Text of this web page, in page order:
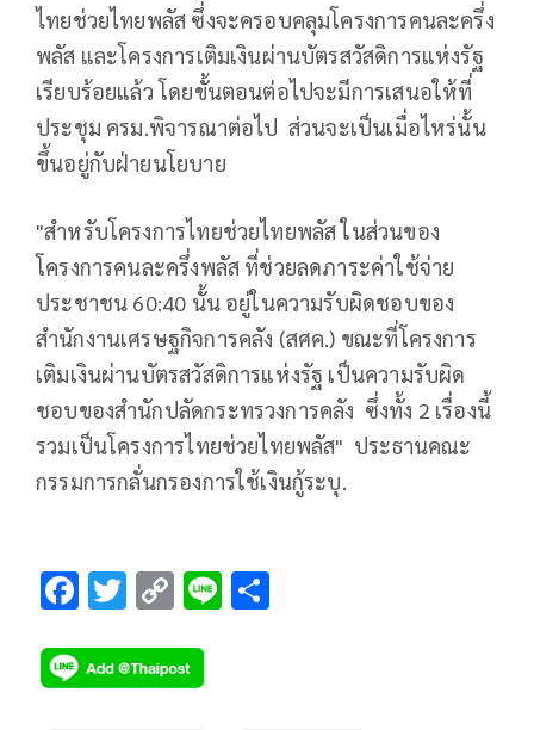
ไทยช่วยไทยพลัส ซึ่งจะครอบคลุมโครงการคนละครึ่ง
พลัส และโครงการเติมเงินผ่านบัตรสวัสดิการแห่งรัฐ
เรียบร้อยแล้ว โดยขั้นตอนต่อไปจะมีการเสนอให้ที่
ประชุม ครม.พิจารณาต่อไป ส่วนจะเป็นเมื่อไหร่นั้น
ขึ้นอยู่กับฝ่ายนโยบาย
"สำหรับโครงการไทยช่วยไทยพลัส ในส่วนของ
โครงการคนละครึ่งพลัส ที่ช่วยลดภาระค่าใช้จ่าย
ประชาชน 60:40 นั้น อยู่ในความรับผิดชอบของ
สำนักงานเศรษฐกิจการคลัง (สศค.) ขณะที่โครงการ
เติมเงินผ่านบัตรสวัสดิการแห่งรัฐ เป็นความรับผิด
ชอบของสำนักปลัดกระทรวงการคลัง ซึ่งทั้ง 2 เรื่องนี้
รวมเป็นโครงการไทยช่วยไทยพลัส" ประธานคณะ
กรรมการกลั่นกรองการใช้เงินกู้ระบุ.
F
e
b
T
tt
er
C
p
y
Li